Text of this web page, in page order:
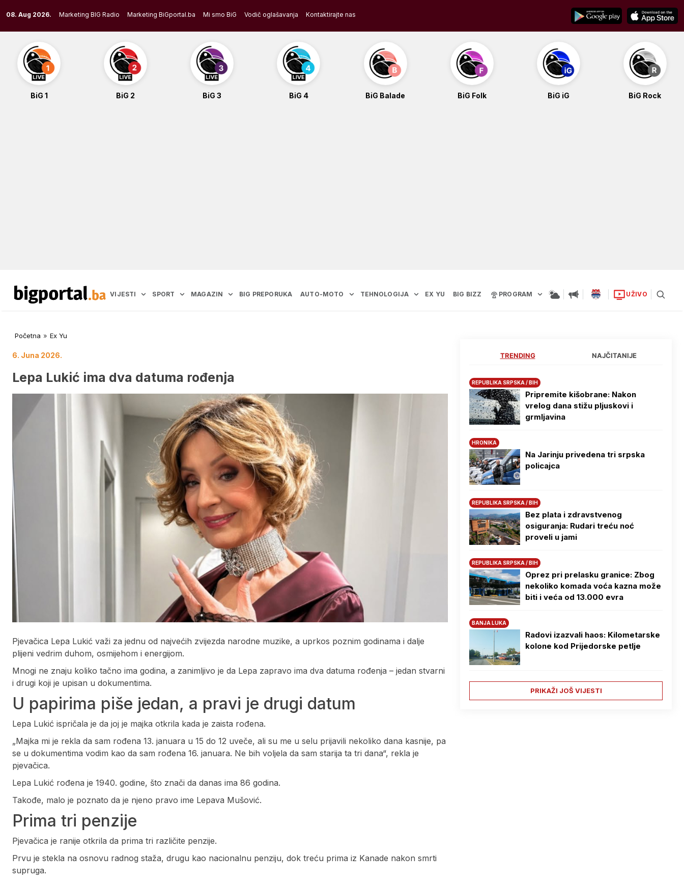
to
content
08. Aug 2026. Marketing BIG Radio Marketing BiGportal.ba Mi smo BiG Vodič oglašavanja Kontaktirajte nas
BiG 1 BiG 2 BiG 3 BiG 4 BiG Balade BiG Folk BiG iG BiG Rock
VIJESTI SPORT MAGAZIN BIG PREPORUKA AUTO-MOTO TEHNOLOGIJA EX YU BIG BIZZ PROGRAM UŽIVO
Početna » Ex Yu
6. Juna 2026.
Lepa Lukić ima dva datuma rođenja
Pjevačica Lepa Lukić važi za jednu od najvećih zvijezda narodne muzike, a uprkos poznim godinama i dalje
plijeni vedrim duhom, osmijehom i energijom.
Mnogi ne znaju koliko tačno ima godina, a zanimljivo je da Lepa zapravo ima dva datuma rođenja – jedan stvarni
i drugi koji je upisan u dokumentima.
U papirima piše jedan, a pravi je drugi datum
Lepa Lukić ispričala je da joj je majka otkrila kada je zaista rođena.
„Majka mi je rekla da sam rođena 13. januara u 15 do 12 uveče, ali su me u selu prijavili nekoliko dana kasnije, pa
se u dokumentima vodim kao da sam rođena 16. januara. Ne bih voljela da sam starija ta tri dana“, rekla je
pjevačica.
Lepa Lukić rođena je 1940. godine, što znači da danas ima 86 godina.
Takođe, malo je poznato da je njeno pravo ime Lepava Mušović.
Prima tri penzije
Pjevačica je ranije otkrila da prima tri različite penzije.
Prvu je stekla na osnovu radnog staža, drugu kao nacionalnu penziju, dok treću prima iz Kanade nakon smrti
supruga.
TRENDING NAJČITANIJE
REPUBLIKA SRPSKA / BIH
Pripremite kišobrane: Nakon
vrelog dana stižu pljuskovi i
grmljavina
HRONIKA
Na Јarinju privedena tri srpska
policajca
REPUBLIKA SRPSKA / BIH
Bez plata i zdravstvenog
osiguranja: Rudari treću noć
proveli u jami
REPUBLIKA SRPSKA / BIH
Oprez pri prelasku granice: Zbog
nekoliko komada voća kazna može
biti i veća od 13.000 evra
BANJA LUKA
Radovi izazvali haos: Kilometarske
kolone kod Prijedorske petlje
PRIKAŽI JOŠ VIJESTI